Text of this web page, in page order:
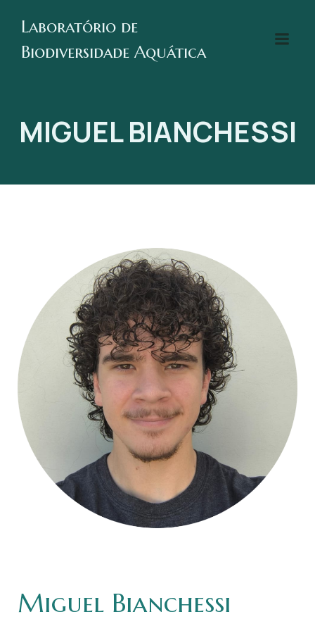
Laboratório de
Biodiversidade Aquática
MIGUEL BIANCHESSI
Miguel Bianchessi